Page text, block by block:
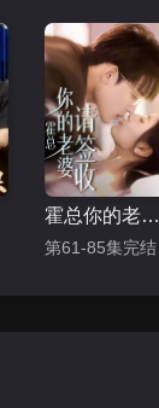
霍总你的老婆请签收
第61-85集完结